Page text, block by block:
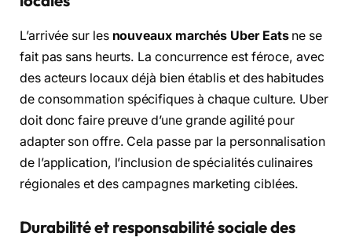
L’arrivée sur les nouveaux marchés Uber Eatsne se
fait pas sans heurts. La concurrence est féroce, avec
des acteurs locaux déjà bien établis et des habitudes
de consommation spécifiques à chaque culture. Uber
doit donc faire preuve d’une grande agilité pour
adapter son offre. Cela passe par la personnalisation
de l’application, l’inclusion de spécialités culinaires
régionales et des campagnes marketing ciblées.
Durabilité et responsabilité sociale des